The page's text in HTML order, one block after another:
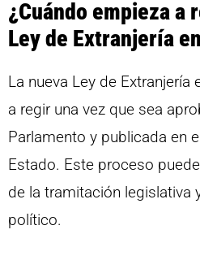
¿Cuándo empieza a
Ley de Extranjería
La nueva Ley de Extranjería
a regir una vez que sea
Parlamento y publicada en
Estado. Este proceso
de la tramitación legislativa
político.